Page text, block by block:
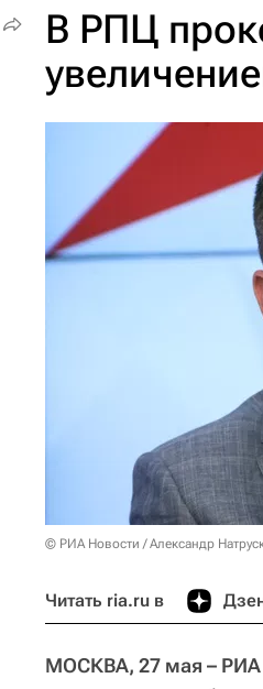
В РПЦ
© РИА Новости / Александр
Читать ria.ru в
МОСКВА, 27 мая – РИА